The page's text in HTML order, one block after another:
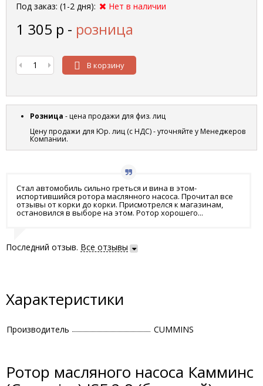
Под заказ: (1-2 дня):
Нет в наличии
1 305 р - розница
В корзину
Розница - цена продажи для физ. лиц
Цену продажи для Юр. лиц (с НДС) - уточняйте у Менеджеров
Компании.
Стал автомобиль сильно греться и вина в этом-
испортившийся ротора маслянного насоса. Прочитал все
отзывы от корки до корки. Присмотрелся к магазинам,
остановился в выборе на этом. Ротор хорошего...
Последний отзыв. Все отзывы
Характеристики
Производитель CUMMINS
Ротор масляного насоса Камминс